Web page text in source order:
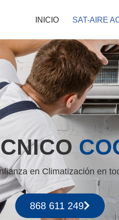
INICIO SAT-AIRE
en Climatización en
868 611 249